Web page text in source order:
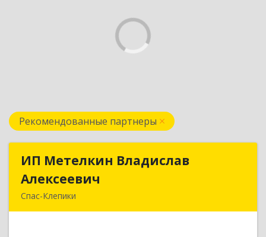
Рекомендованные партнеры
ИП Метелкин Владислав
Алексеевич
Спас-Клепики
ИП Метелкин Владислав